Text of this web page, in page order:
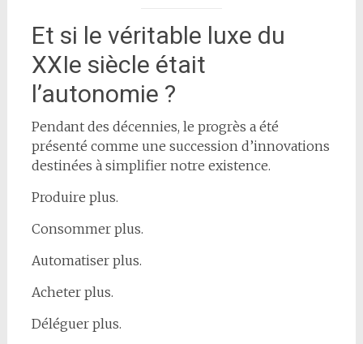
Et si le véritable luxe du
XXIe siècle était
l’autonomie ?
Pendant des décennies, le progrès a été
présenté comme une succession d’innovations
destinées à simplifier notre existence.
Produire plus.
Consommer plus.
Automatiser plus.
Acheter plus.
Déléguer plus.